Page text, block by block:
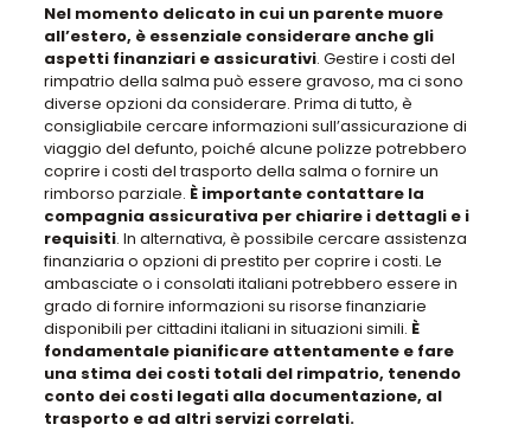
Nel momento delicato in cui un parente muore
all’estero, è essenziale considerare anche gli
aspetti finanziari e assicurativi. Gestire i costi del
rimpatrio della salma può essere gravoso, ma ci sono
diverse opzioni da considerare. Prima di tutto, è
consigliabile cercare informazioni sull’assicurazione di
viaggio del defunto, poiché alcune polizze potrebbero
coprire i costi del trasporto della salma o fornire un
rimborso parziale. È importante contattare la
compagnia assicurativa per chiarire i dettagli e i
requisiti. In alternativa, è possibile cercare assistenza
finanziaria o opzioni di prestito per coprire i costi. Le
ambasciate o i consolati italiani potrebbero essere in
grado di fornire informazioni su risorse finanziarie
disponibili per cittadini italiani in situazioni simili. È
fondamentale pianificare attentamente e fare
una stima dei costi totali del rimpatrio, tenendo
conto dei costi legati alla documentazione, al
trasporto e ad altri servizi correlati.